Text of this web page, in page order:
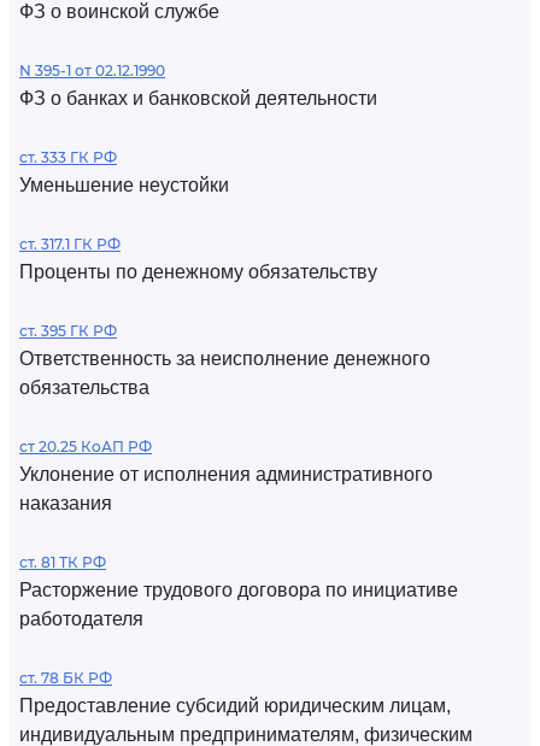
ФЗ о воинской службе
N 395-1 от 02.12.1990
ФЗ о банках и банковской деятельности
ст. 333 ГК РФ
Уменьшение неустойки
ст. 317.1 ГК РФ
Проценты по денежному обязательству
ст. 395 ГК РФ
Ответственность за неисполнение денежного
обязательства
ст 20.25 КоАП РФ
Уклонение от исполнения административного
наказания
ст. 81 ТК РФ
Расторжение трудового договора по инициативе
работодателя
ст. 78 БК РФ
Предоставление субсидий юридическим лицам,
индивидуальным предпринимателям, физическим